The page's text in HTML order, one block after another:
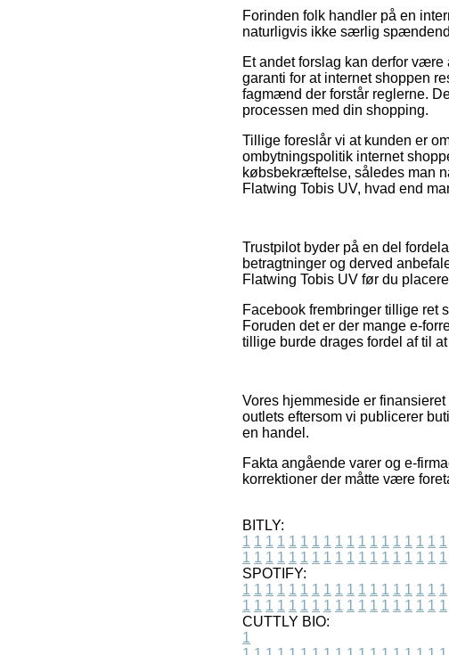
Forinden folk handler på en
naturligvis ikke særlig
Et andet forslag kan derfor
garanti for at internet shoppen
fagmænd der forstår reglerne.
processen med din shopping.
Tillige foreslår vi at kunden er
ombytningspolitik internet
købsbekræftelse, således man
Flatwing Tobis UV, hvad end
Trustpilot byder på en del
betragtninger og derved
Flatwing Tobis UV før du
Facebook frembringer tillige ret
Foruden det er der mange e-
tillige burde drages fordel af til
Vores hjemmeside er
outlets eftersom vi publicerer
en handel.
Fakta angående varer og e-
korrektioner der måtte være
BITLY:
1 1 1 1 1 1 1 1 1 1 1 1 1 1 1 1 1 1
1 1 1 1 1 1 1 1 1 1 1 1 1 1 1 1 1 1
SPOTIFY:
1 1 1 1 1 1 1 1 1 1 1 1 1 1 1 1 1 1
1 1 1 1 1 1 1 1 1 1 1 1 1 1 1 1 1 1
CUTTLY BIO:
1